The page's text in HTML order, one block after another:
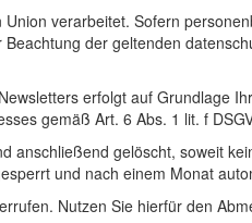
verarbeitet. Sofern
der geltenden
erfolgt auf Grundlage
gemäß Art. 6 Abs. 1 lit. f
anschließend gelöscht, soweit
und nach einem Monat
Nutzen Sie hierfür den